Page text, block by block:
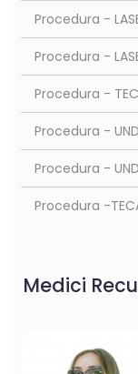
Procedura -
Procedura -
Procedura -
Procedura -
Procedura -
Procedura -
Medici